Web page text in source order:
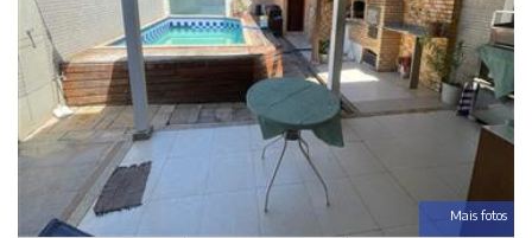
Mais fotos